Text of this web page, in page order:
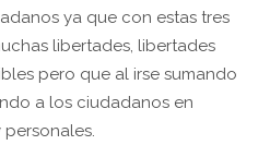
ya que con estas tres
libertades, libertades
pero que al irse sumando
a los ciudadanos en